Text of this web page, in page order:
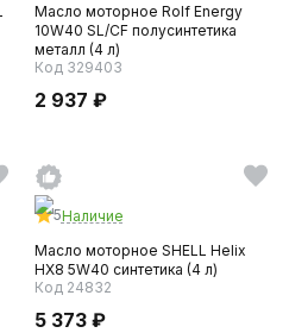
Масло моторное Rolf Energy
10W40 SL/CF полусинтетика
металл (4 л)
Код 329403
2 937 ₽
5Наличие
Масло моторное SHELL Helix
HX8 5W40 синтетика (4 л)
Код 24832
5 373 ₽